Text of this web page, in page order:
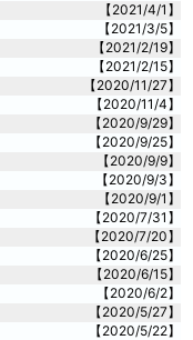
【2021/4/1】
【2021/3/5】
【2021/2/19】
【2021/2/15】
【2020/11/27】
【2020/11/4】
【2020/9/29】
【2020/9/25】
【2020/9/9】
【2020/9/3】
【2020/9/1】
【2020/7/31】
【2020/7/20】
【2020/6/25】
【2020/6/15】
【2020/6/2】
【2020/5/27】
【2020/5/22】